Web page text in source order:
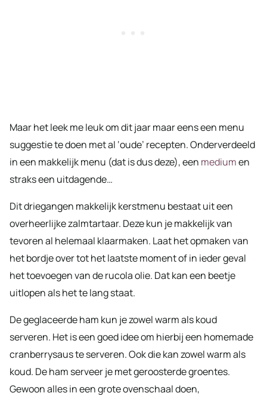
Maar het leek me leuk om dit jaar maar eens een menu
suggestie te doen met al ‘oude’ recepten. Onderverdeeld
in een makkelijk menu (dat is dus deze), een mediumen
straks een uitdagende…
Dit driegangen makkelijk kerstmenu bestaat uit een
overheerlijke zalmtartaar. Deze kun je makkelijk van
tevoren al helemaal klaarmaken. Laat het opmaken van
het bordje over tot het laatste moment of in ieder geval
het toevoegen van de rucola olie. Dat kan een beetje
uitlopen als het te lang staat.
De geglaceerde ham kun je zowel warm als koud
serveren. Het is een goed idee om hierbij een homemade
cranberrysaus te serveren. Ook die kan zowel warm als
koud. De ham serveer je met geroosterde groentes.
Gewoon alles in een grote ovenschaal doen,